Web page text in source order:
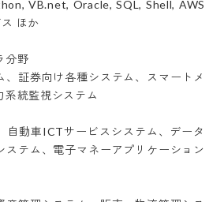
VB.net, Oracle, SQL, Shell, AWS
ほか
分野
、証券向け各種システム、スマートメ
系統監視システム
自動車ICTサービスシステム、データ
ステム、電子マネーアプリケーション